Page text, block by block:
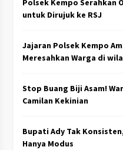
Polsek Kempo Serahkan
untuk Dirujuk ke RSJ
Jajaran Polsek Kempo
Meresahkan Warga di
Stop Buang Biji Asam!
Camilan Kekinian
Bupati Ady Tak
Hanya Modus